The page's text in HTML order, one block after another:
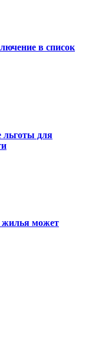
в список
льготы для
жилья может